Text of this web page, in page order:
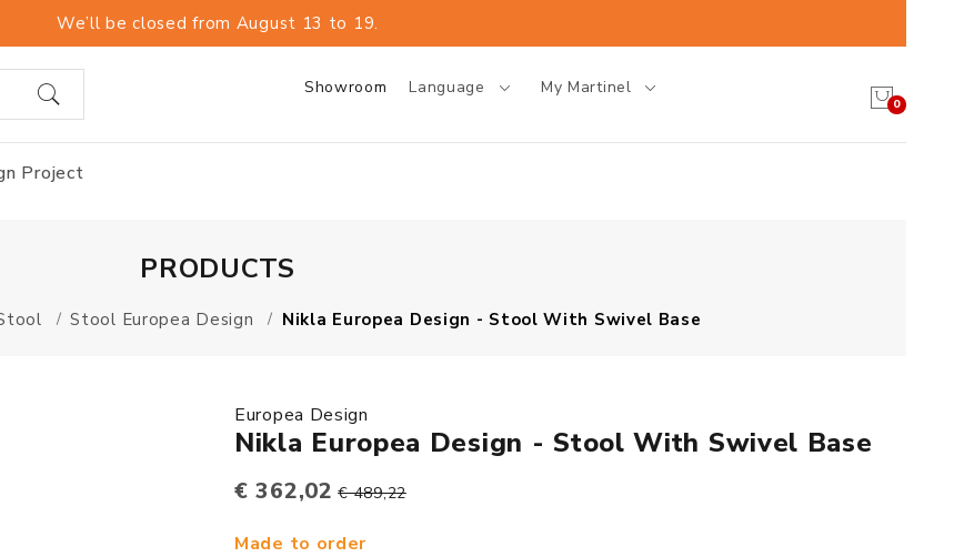
We’ll be closed from August 13 to 19.
Showroom Language My Martinel
0
Project
PRODUCTS
Stool Europea Design Nikla Europea Design - Stool With Swivel Base
Europea Design
Nikla Europea Design - Stool With Swivel Base
€ 362,02 € 489,22
Made to order